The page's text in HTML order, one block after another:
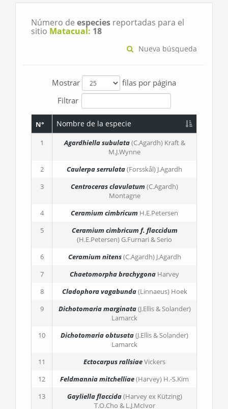
Número de especies reportadas para el
sitio Matacual: 18
Nueva búsqueda
Mostrar
filas por página
Filtrar
N° Nombre de la especie
1 Agardhiella subulata(C.Agardh) Kraft &
M.J.Wynne
2
Caulerpa serrulata(Forsskål) J.Agardh
3
Centroceras clavulatum (C.Agardh)
Montagne
4
Ceramium cimbricum H.E.Petersen
5
Ceramium cimbricum f. flaccidum
(H.E.Petersen) G.Furnari & Serio
6
Ceramium nitens(C.Agardh) J.Agardh
7
Chaetomorpha brachygona Harvey
8
Cladophora vagabunda(Linnaeus) Hoek
9
Dichotomaria marginata(J.Ellis & Solander)
Lamarck
10
Dichotomaria obtusata(J.Ellis & Solander)
Lamarck
11
Ectocarpus rallsiaeVickers
12
Feldmannia mitchelliae(Harvey) H.-S.Kim
13
Gayliella flaccida(Harvey ex Kützing)
T.O.Cho & L.J.McIvor